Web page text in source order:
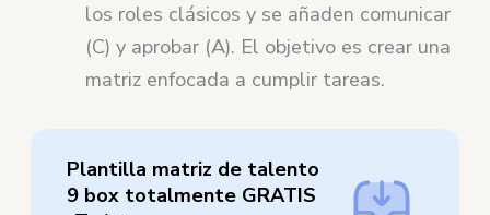
los roles clásicos y se añaden comunicar
(C) y aprobar (A). El objetivo es crear una
matriz enfocada a cumplir tareas.
Plantilla matriz de talento
9 box totalmente GRATIS